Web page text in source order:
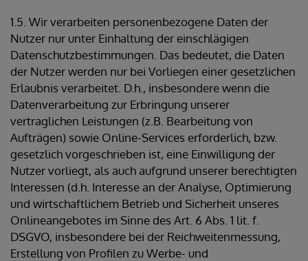
1.5. Wir verarbeiten personenbezogene Daten der
Nutzer nur unter Einhaltung der einschlägigen
Datenschutzbestimmungen. Das bedeutet, die Daten
der Nutzer werden nur bei Vorliegen einer gesetzlichen
Erlaubnis verarbeitet. D.h., insbesondere wenn die
Datenverarbeitung zur Erbringung unserer
vertraglichen Leistungen (z.B. Bearbeitung von
Aufträgen) sowie Online-Services erforderlich, bzw.
gesetzlich vorgeschrieben ist, eine Einwilligung der
Nutzer vorliegt, als auch aufgrund unserer berechtigten
Interessen (d.h. Interesse an der Analyse, Optimierung
und wirtschaftlichem Betrieb und Sicherheit unseres
Onlineangebotes im Sinne des Art. 6 Abs. 1 lit. f.
DSGVO, insbesondere bei der Reichweitenmessung,
Erstellung von Profilen zu Werbe- und